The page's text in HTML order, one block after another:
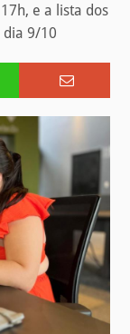
e a lista dos
dia 9/10